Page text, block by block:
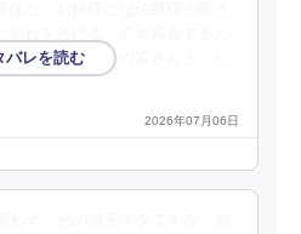
い男。銀の天秤の皆さんと、ヒ
2026年07月06日